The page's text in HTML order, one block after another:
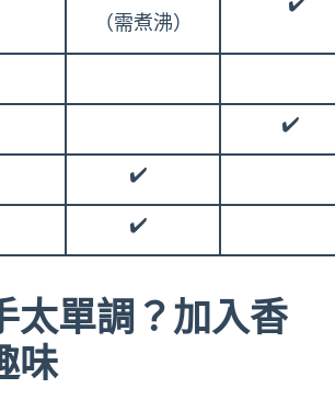
（需煮沸）
✔️
✔️
✔️
太單調？加入香
味